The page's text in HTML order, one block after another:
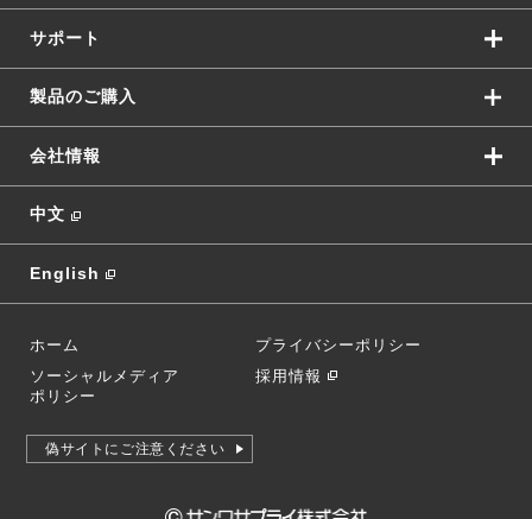
サポート
製品のご購入
会社情報
中文
English
ホーム
プライバシーポリシー
ソーシャルメディア
ポリシー
採用情報
偽サイトにご注意ください